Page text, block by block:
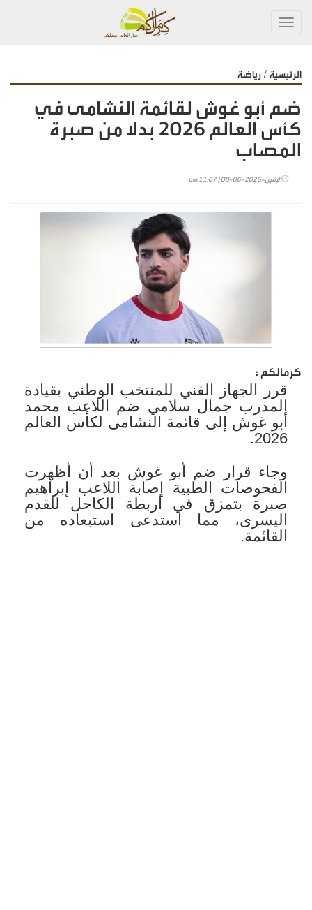
الرئيسية / رياضة
ضم أبو غوش لقائمة النشامى في
كأس العالم 2026 بدلا من صبرة
المصاب
الإثنين-2026-06-08 | 11:07 pm
كرمالكم :
قرر الجهاز الفني للمنتخب الوطني بقيادة
المدرب جمال سلامي ضم اللاعب محمد
أبو غوش إلى قائمة النشامى لكأس العالم
2026.
وجاء قرار ضم أبو غوش بعد أن أظهرت
الفحوصات الطبية إصابة اللاعب إبراهيم
صبرة بتمزق في أربطة الكاحل للقدم
اليسرى، مما استدعى استبعاده من
القائمة.